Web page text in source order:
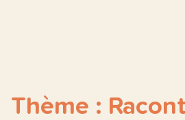
Thème :